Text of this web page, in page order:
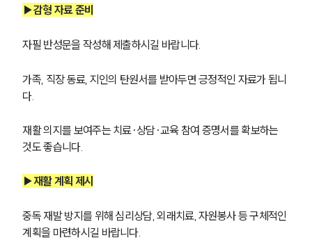
소식/자료
법률 블로그
대륜법률상담예약
▶감형 자료 준비
자필 반성문을 작성해 제출하시길 바랍니다.
가족, 직장 동료, 지인의 탄원서를 받아두면 긍정적인 자료가 됩니
다.
재활 의지를 보여주는 치료·상담·교육 참여 증명서를 확보하는
것도 좋습니다.
▶재활 계획 제시
중독 재발 방지를 위해 심리상담, 외래치료, 자원봉사 등 구체적인
계획을 마련하시길 바랍니다.